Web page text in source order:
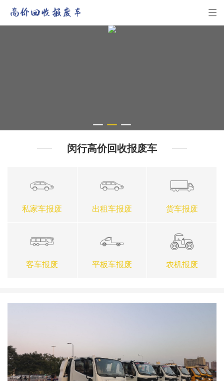
1 2 3
闵行高价回收报废车
私家车报废 出租车报废 货车报废
客车报废 平板车报废 农机报废